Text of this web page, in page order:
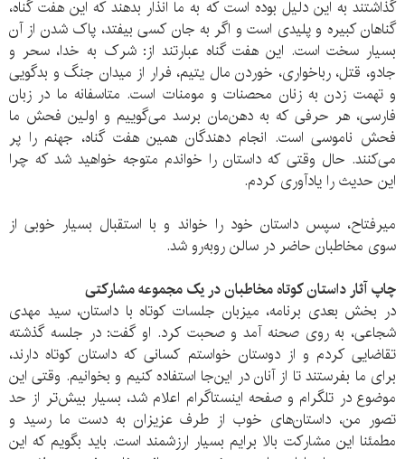
گذاشتند به این دلیل بوده است که به ما انذار بدهند که این هفت گناه،
گناهان کبیره و پلیدی است و اگر به جان کسی بیفتد، پاک شدن از آن
بسیار سخت است. این هفت گناه عبارتند از: شرک به خدا، سحر و
جادو، قتل، رباخواری، خوردن مال یتیم، فرار از میدان جنگ و بدگویی
و تهمت زدن به زنان محصنات و مومنات است. متاسفانه ما در زبان
فارسی، هر حرفی که به دهن‌مان برسد می‌گوییم و اولین فحش ما
فحش ناموسی است. انجام دهندگان همین هفت گناه، جهنم را پر
می‌کنند. حال وقتی که داستان را خواندم متوجه خواهید شد که چرا
این حدیث را یادآوری کردم.
میرفتاح، سپس داستان خود را خواند و با استقبال بسیار خوبی از
سوی مخاطبان حاضر در سالن روبه‌رو شد.
چاپ آثار داستان کوتاه مخاطبان در یک مجموعه مشارکتی
در بخش بعدی برنامه، میزبان جلسات کوتاه با داستان، سید مهدی
شجاعی، به روی صحنه آمد و صحبت کرد. او گفت: در جلسه گذشته
تقاضایی کردم و از دوستان خواستم کسانی که داستان کوتاه دارند،
برای ما بفرستند تا از آنان در این‌جا استفاده کنیم و بخوانیم. وقتی این
موضوع در تلگرام و صفحه اینستاگرام اعلام شد، بسیار بیش‌تر از حد
تصور من، داستان‌های خوب از طرف عزیزان به دست ما رسید و
مطمئنا این مشارکت بالا برایم بسیار ارزشمند است. باید بگویم که این